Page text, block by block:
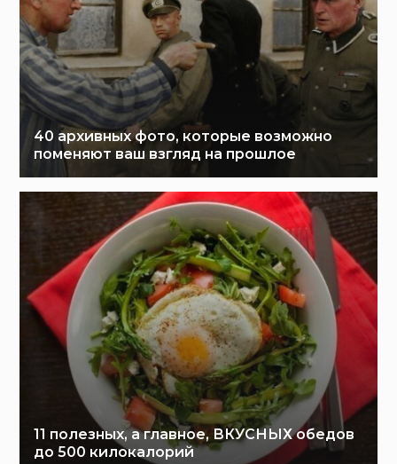
40 архивных фото, которые возможно
поменяют ваш взгляд на прошлое
11 полезных, а главное, ВКУСНЫХ обедов
до 500 килокалорий